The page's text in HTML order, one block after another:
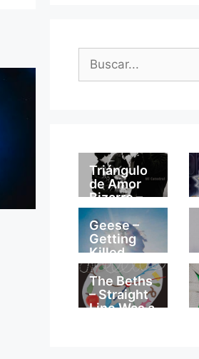
Triángulo
de Amor
Bizarro –
Mi
Catedral
Geese –
Getting
Killed
The Beths
– Straight
Line Was a